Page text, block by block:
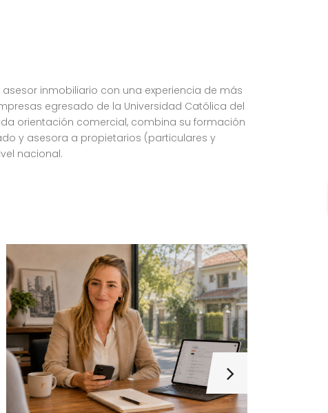
inmobiliario con una experiencia de más
egresado de la Universidad Católica del
orientación comercial, combina su formación
y asesora a propietarios (particulares y
nacional.